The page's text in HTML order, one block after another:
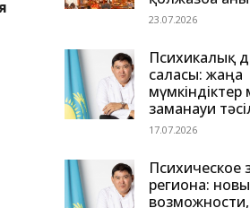
23.07.2026
Психикалық
саласы: жаңа
мүмкіндіктер
заманауи
17.07.2026
Психическое
региона:
возможности,